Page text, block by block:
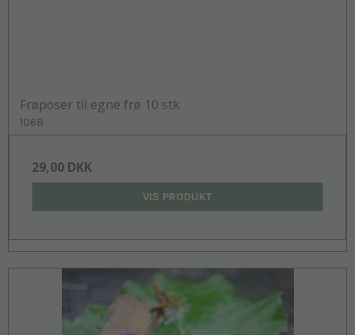
Frøposer til egne frø 10 stk
1068
29,00 DKK
VIS PRODUKT